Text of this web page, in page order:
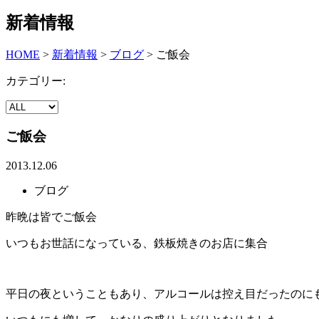
新着情報
HOME > 新着情報 > ブログ > ご飯会
カテゴリー:
ご飯会
2013.12.06
ブログ
昨晩は皆でご飯会
いつもお世話になっている、鉄板焼きのお店に集合
平日の夜ということもあり、アルコールは控え目だったのに